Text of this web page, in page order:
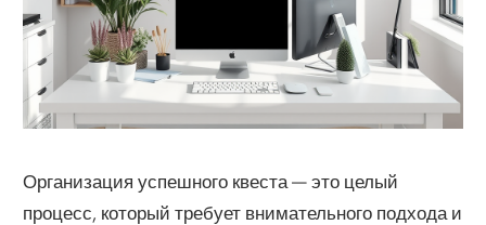
Организация успешного квеста — это целый
процесс, который требует внимательного подхода и